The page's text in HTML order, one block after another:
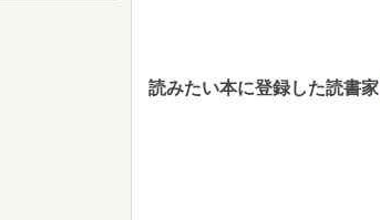
読みたい本に登録した読書家